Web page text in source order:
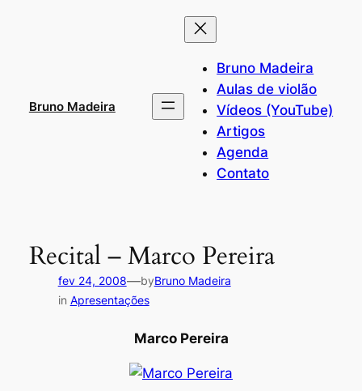
Bruno Madeira
Bruno Madeira
Aulas de violão
Vídeos (YouTube)
Artigos
Agenda
Contato
Recital – Marco Pereira
fev 24, 2008—byBruno Madeira
in Apresentações
Marco Pereira